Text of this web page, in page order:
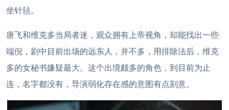
坐针毡。
唐飞和维克多当局者迷，观众拥有上帝视角，却能找出一些
端倪，剧中目前出场的远东人，并不多，用排除法后，维克
多的女秘书嫌疑最大。这个出境颇多的角色，到目前为止
连，名字都没有，导演弱化存在感的意图有点刻意。